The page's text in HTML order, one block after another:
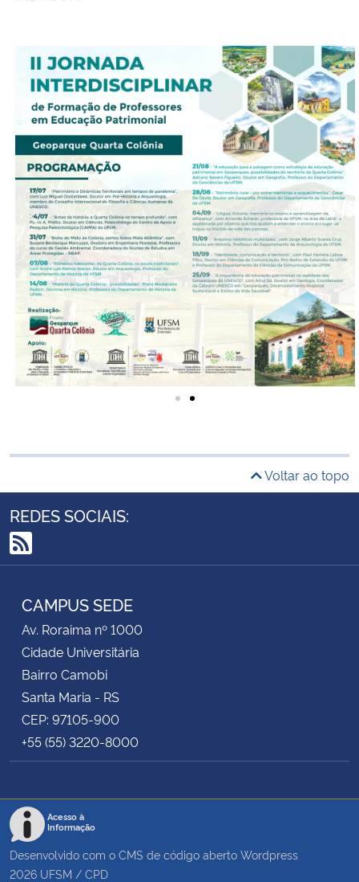
Voltar ao topo
REDES SOCIAIS:
RSS
CAMPUS SEDE
Av. Roraima nº 1000
Cidade Universitária
Bairro Camobi
Santa Maria - RS
CEP: 97105-900
+55 (55) 3220-8000
Acesso à
Informação
Desenvolvido com o CMS de código aberto Wordpress
2026 UFSM / CPD